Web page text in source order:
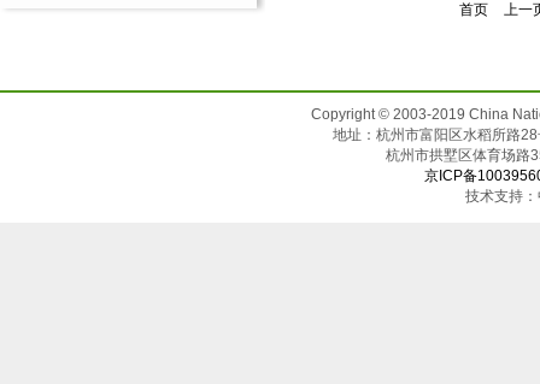
首页 上一
Copyright © 2003-2019 China
地址：杭州市富阳区水稻所路
杭州市拱墅区体
京ICP备
技术支持